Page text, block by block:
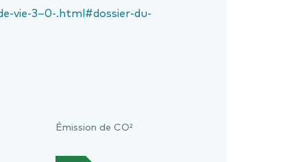
vie-3–0-.html#dossier-du-
Émission de CO²